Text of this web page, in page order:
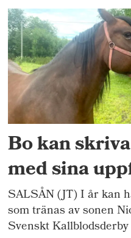
Bo kan
med sina
SALSÅN (JT) I år kan
som tränas av sonen
Svenskt Kallblodsderby